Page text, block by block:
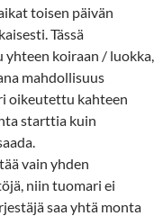
toisen päivän
Tässä
koiraan / luokka,
mahdollisuus
oikeutettu kahteen
starttia kuin
vain yhden
niin tuomari ei
saa yhtä monta